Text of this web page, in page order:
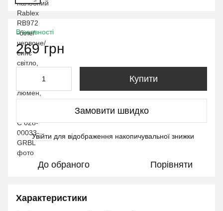
В наявності
269 грн
Купити
Замовити швидко
% Увійти для відображення накопичувальної знижки
До обраного Порівняти
Характеристики